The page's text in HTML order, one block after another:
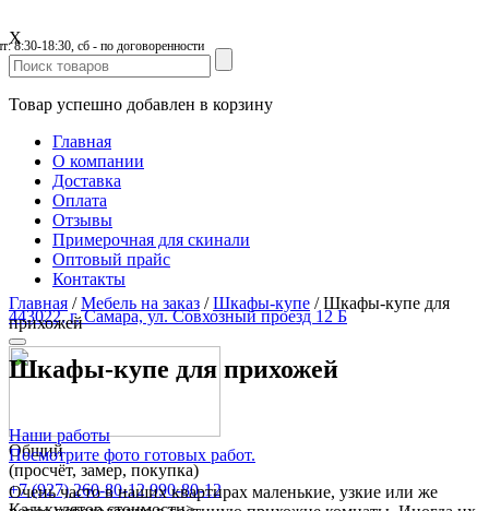
X
Товар успешно добавлен в корзину
Главная
О компании
Доставка
Оплата
Отзывы
Примерочная для скинали
Оптовый прайс
Контакты
443022, г. Самара, ул. Совхозный проезд 12 Б
Общий
(просчёт, замер, покупка)
+7 (927) 260-80-12990-80-12
8:30-18:30, сб - по договоренности
Главная /Мебель на заказ /Шкафы-купе /Шкафы-купе для
прихожей
Шкафы-купе для прихожей
Наши работы
Посмотрите фото готовых работ.
Очень часто в наших квартирах маленькие, узкие или же